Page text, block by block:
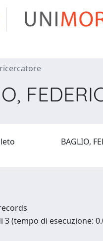
BAGLIO,
3 (tempo di esecuzione: